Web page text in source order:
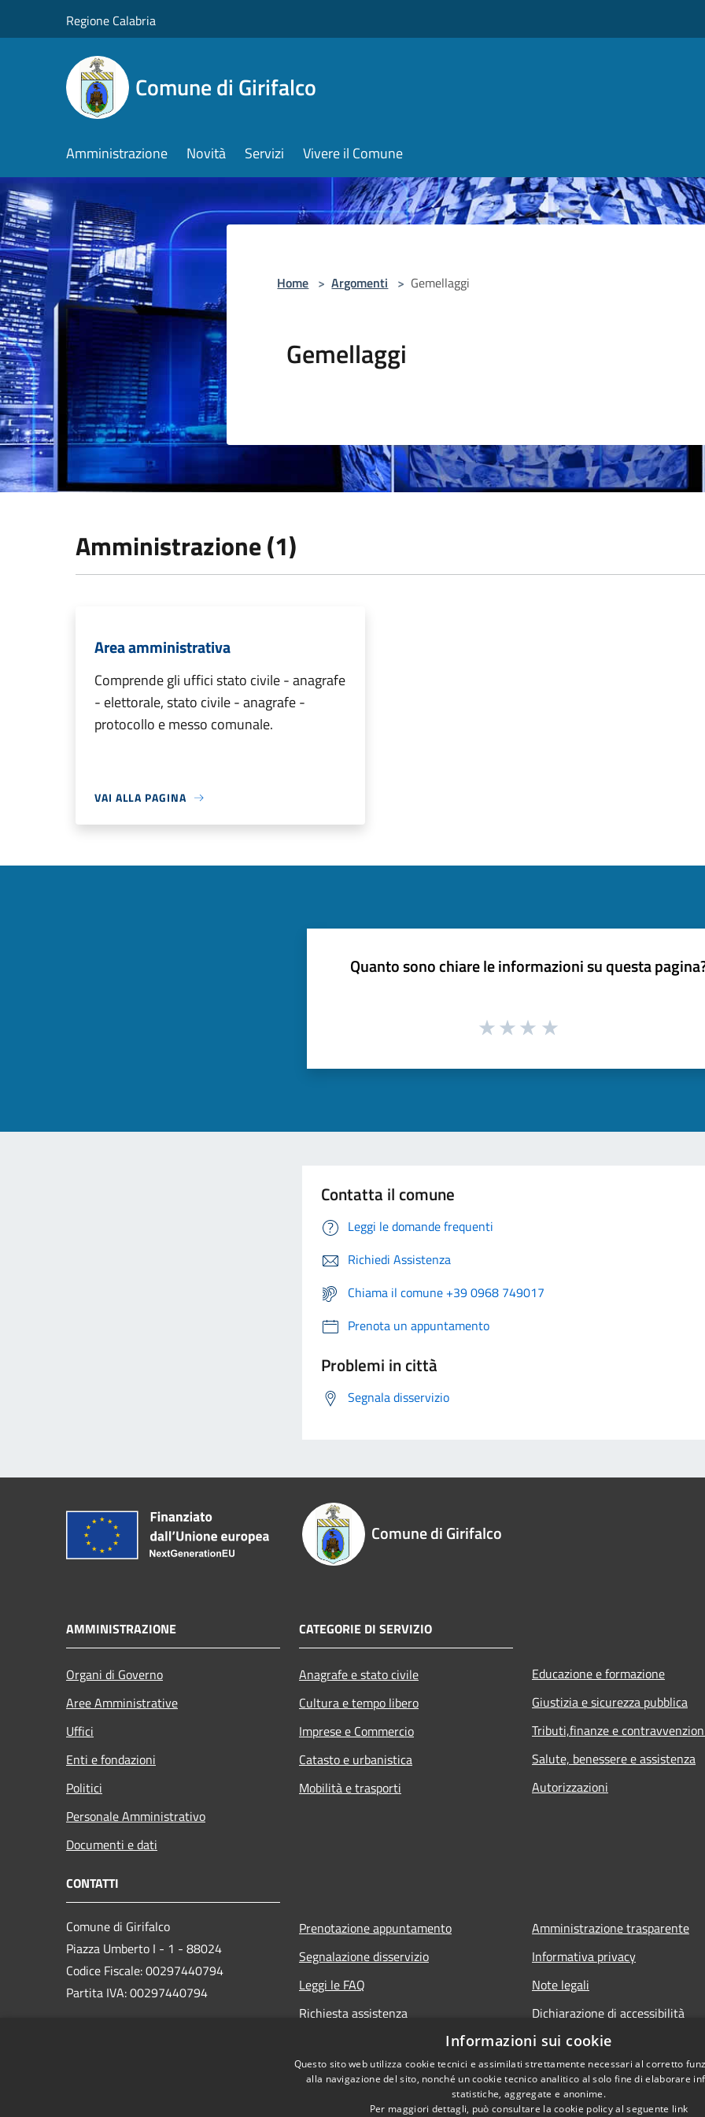
Regione Calabria
Comune di Girifalco
Amministrazione Novità Servizi Vivere il Comune
Home > Argomenti > Gemellaggi
Gemellaggi
Amministrazione (1)
Area amministrativa
Comprende gli uffici stato civile - anagrafe
- elettorale, stato civile - anagrafe -
protocollo e messo comunale.
VAI ALLA PAGINA
Quanto sono chiare le informazioni su questa
Contatta il comune
Leggi le domande frequenti
Richiedi Assistenza
Chiama il comune +39 0968 749017
Prenota un appuntamento
Problemi in città
Segnala disservizio
Comune di Girifalco
AMMINISTRAZIONE
Organi di Governo
Aree Amministrative
Uffici
Enti e fondazioni
Politici
Personale Amministrativo
Documenti e dati
CATEGORIE DI SERVIZIO
Anagrafe e stato civile
Cultura e tempo libero
Imprese e Commercio
Catasto e urbanistica
Mobilità e trasporti
Educazione e formazione
Giustizia e sicurezza pubblica
Tributi,finanze e
Salute, benessere e assistenza
Autorizzazioni
CONTATTI
Comune di Girifalco
Piazza Umberto I - 1 - 88024
Codice Fiscale: 00297440794
Partita IVA: 00297440794
Prenotazione appuntamento
Segnalazione disservizio
Leggi le FAQ
Richiesta assistenza
Amministrazione trasparente
Informativa privacy
Note legali
Dichiarazione di accessibilità
Informazioni sui cookie
Questo sito web utilizza cookie tecnici e assimilati strettamente necessari al corretto
alla navigazione del sito, nonché un cookie tecnico analitico al solo fine di elaborare
statistiche, aggregate e anonime.
Per maggiori dettagli, può consultare la cookie policy al seguente link